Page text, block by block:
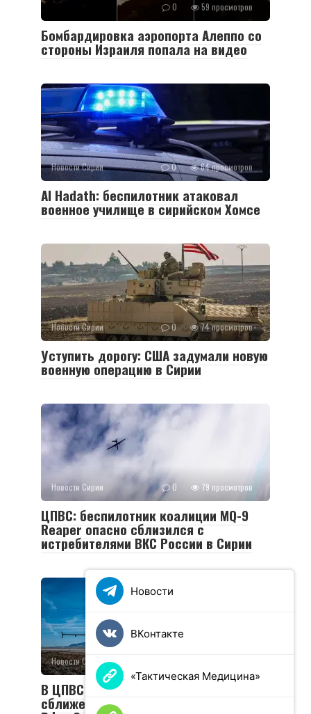
0
59 просмотров
Бомбардировка аэропорта Алеппо со
стороны Израиля попала на видео
Новости Сирии 0 64 просмотров
Al Hadath: беспилотник атаковал
военное училище в сирийском Хомсе
Новости Сирии 0 74 просмотров
Уступить дорогу: США задумали новую
военную операцию в Сирии
Новости Сирии 0 79 просмотров
ЦПВС: беспилотник коалиции MQ-9
Reaper опасно сблизился с
истребителями ВКС России в Сирии
Новости Сирии
В ЦПВС зафиксировали опасное
сближение БПЛА MQ-9 с самолетами
Новости
ВКонтакте
«Тактическая Медицина»